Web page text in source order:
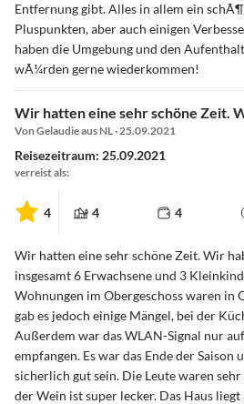
Entfernung gibt. Alles in allem ein
Pluspunkten, aber auch einigen
haben die Umgebung und den
wÃ¼rden gerne wiederkommen!
Wir hatten eine sehr schöne Zeit.
Von Gelaudie aus NL · 25.09.2021
Reisezeitraum: 25.09.2021
verreist als:
4 4 4
Wir hatten eine sehr schöne Zeit. Wir
insgesamt 6 Erwachsene und 3
Wohnungen im Obergeschoss waren in
gab es jedoch einige Mängel, bei der
Außerdem war das WLAN-Signal nur
empfangen. Es war das Ende der
sicherlich gut sein. Die Leute waren
der Wein ist super lecker. Das Haus